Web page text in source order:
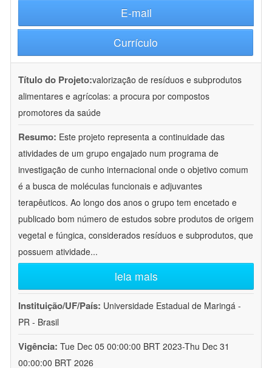
E-mail
Currículo
Título do Projeto:valorização de resíduos e subprodutos
alimentares e agrícolas: a procura por compostos
promotores da saúde
Resumo: Este projeto representa a continuidade das
atividades de um grupo engajado num programa de
investigação de cunho internacional onde o objetivo comum
é a busca de moléculas funcionais e adjuvantes
terapêuticos. Ao longo dos anos o grupo tem encetado e
publicado bom número de estudos sobre produtos de origem
vegetal e fúngica, considerados resíduos e subprodutos, que
possuem atividade...
leia mais
Instituição/UF/País: Universidade Estadual de Maringá -
PR - Brasil
Vigência: Tue Dec 05 00:00:00 BRT 2023-Thu Dec 31
00:00:00 BRT 2026